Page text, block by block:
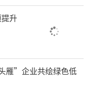
升
雁”企业共绘绿色低